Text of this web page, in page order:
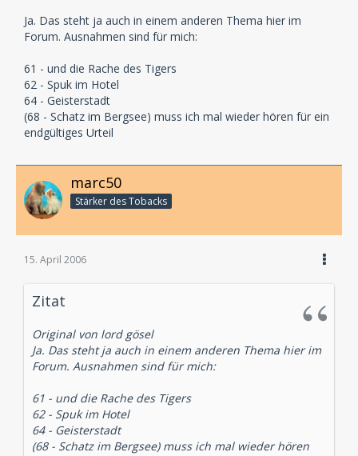
Ja. Das steht ja auch in einem anderen Thema hier im
Forum. Ausnahmen sind für mich:
61 - und die Rache des Tigers
62 - Spuk im Hotel
64 - Geisterstadt
(68 - Schatz im Bergsee) muss ich mal wieder hören für ein
endgültiges Urteil
marc50
Stärker des Tobacks
15. April 2006
Zitat
Original von lord gösel
Ja. Das steht ja auch in einem anderen Thema hier im
Forum. Ausnahmen sind für mich:
61 - und die Rache des Tigers
62 - Spuk im Hotel
64 - Geisterstadt
(68 - Schatz im Bergsee) muss ich mal wieder hören